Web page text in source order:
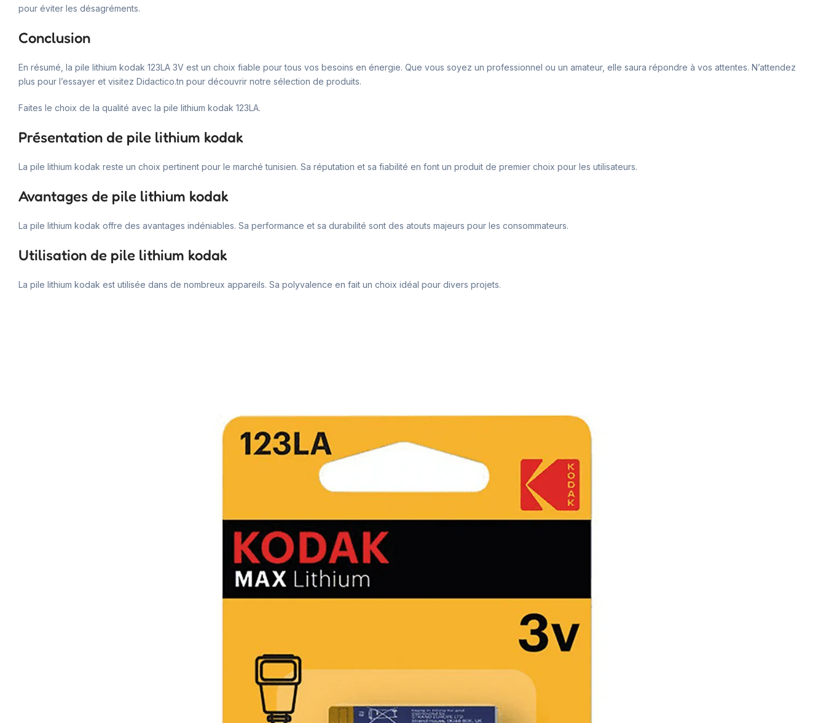
pour éviter les désagréments.
Conclusion
En résumé, la pile lithium kodak 123LA 3V est un choix fiable pour tous vos besoins en énergie. Que vous soyez un professionnel ou un amateur, elle saura répondre à vos attentes. N’attendez
plus pour l’essayer et visitez Didactico.tn pour découvrir notre sélection de produits.
Faites le choix de la qualité avec la pile lithium kodak 123LA.
Présentation de pile lithium kodak
La pile lithium kodak reste un choix pertinent pour le marché tunisien. Sa réputation et sa fiabilité en font un produit de premier choix pour les utilisateurs.
Avantages de pile lithium kodak
La pile lithium kodak offre des avantages indéniables. Sa performance et sa durabilité sont des atouts majeurs pour les consommateurs.
Utilisation de pile lithium kodak
La pile lithium kodak est utilisée dans de nombreux appareils. Sa polyvalence en fait un choix idéal pour divers projets.